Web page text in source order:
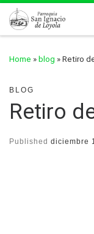
Skip to content
Home » blog » Retiro
BLOG
Retiro
Published diciembre